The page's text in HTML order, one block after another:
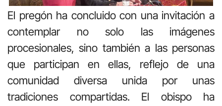
El pregón ha concluido con una invitación a
contemplar no solo las imágenes
procesionales, sino también a las personas
que participan en ellas, reflejo de una
comunidad diversa unida por unas
tradiciones compartidas. El obispo ha